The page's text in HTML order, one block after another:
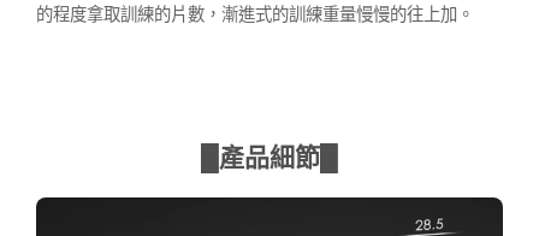
的程度拿取訓練的片數，漸進式的訓練重量慢慢的往上加。
█產品細節█